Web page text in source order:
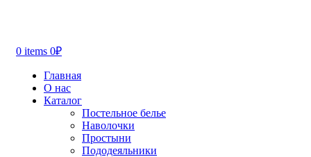
0 items 0₽
Главная
О нас
Каталог
Постельное белье
Наволочки
Простыни
Пододеяльники